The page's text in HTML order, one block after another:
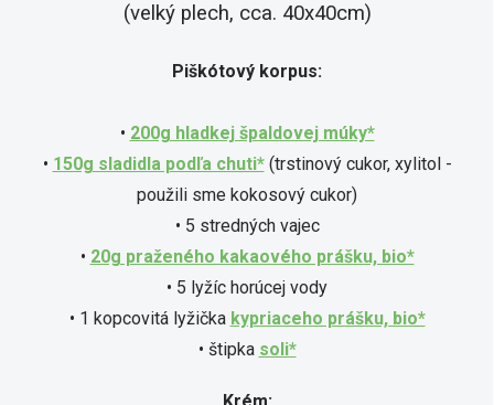
(velký plech, cca. 40x40cm)
Piškótový korpus:
• 200g hladkej špaldovej múky*
• 150g sladidla podľa chuti*(trstinový cukor, xylitol -
použili sme kokosový cukor)
• 5 stredných vajec
• 20g praženého kakaového prášku, bio*
• 5 lyžíc horúcej vody
• 1 kopcovitá lyžička kypriaceho prášku, bio*
• štipka soli*